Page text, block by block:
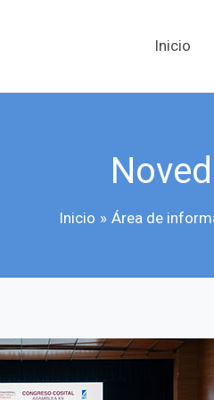
Inicio
Inicio Área de